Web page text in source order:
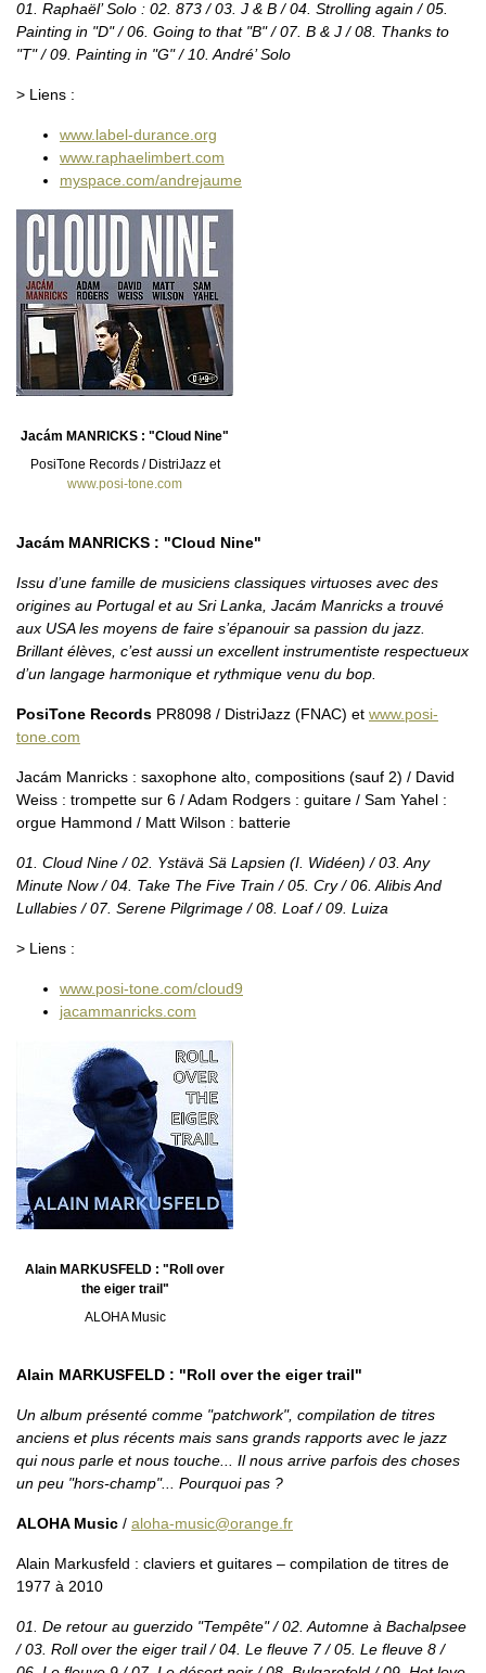
01. Raphaël’ Solo : 02. 873 / 03. J & B / 04. Strolling again / 05.
Painting in "D" / 06. Going to that "B" / 07. B & J / 08. Thanks to
"T" / 09. Painting in "G" / 10. André’ Solo
> Liens :
www.label-durance.org
www.raphaelimbert.com
myspace.com/andrejaume
Jacám MANRICKS : "Cloud Nine"
PosiTone Records / DistriJazz et
www.posi-tone.com
Jacám MANRICKS : "Cloud Nine"
Issu d’une famille de musiciens classiques virtuoses avec des
origines au Portugal et au Sri Lanka, Jacám Manricks a trouvé
aux USA les moyens de faire s’épanouir sa passion du jazz.
Brillant élèves, c’est aussi un excellent instrumentiste respectueux
d’un langage harmonique et rythmique venu du bop.
PosiTone Records PR8098 / DistriJazz (FNAC) et www.posi-
tone.com
Jacám Manricks : saxophone alto, compositions (sauf 2) / David
Weiss : trompette sur 6 / Adam Rodgers : guitare / Sam Yahel :
orgue Hammond / Matt Wilson : batterie
01. Cloud Nine / 02. Ystävä Sä Lapsien (I. Widéen) / 03. Any
Minute Now / 04. Take The Five Train / 05. Cry / 06. Alibis And
Lullabies / 07. Serene Pilgrimage / 08. Loaf / 09. Luiza
> Liens :
www.posi-tone.com/cloud9
jacammanricks.com
Alain MARKUSFELD : "Roll over
the eiger trail"
ALOHA Music
Alain MARKUSFELD : "Roll over the eiger trail"
Un album présenté comme "patchwork", compilation de titres
anciens et plus récents mais sans grands rapports avec le jazz
qui nous parle et nous touche... Il nous arrive parfois des choses
un peu "hors-champ"... Pourquoi pas ?
ALOHA Music / aloha-music@orange.fr
Alain Markusfeld : claviers et guitares – compilation de titres de
1977 à 2010
01. De retour au guerzido "Tempête" / 02. Automne à Bachalpsee
/ 03. Roll over the eiger trail / 04. Le fleuve 7 / 05. Le fleuve 8 /